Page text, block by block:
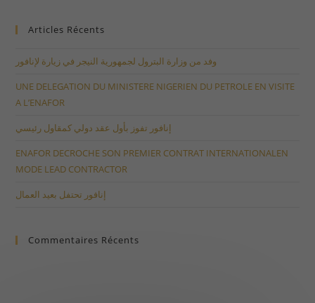
Articles Récents
وفد من وزارة البترول لجمهورية النيجر في زيارة لإنافور
UNE DELEGATION DU MINISTERE NIGERIEN DU PETROLE EN VISITE
A L’ENAFOR
إنافور تفوز بأول عقد دولي كمقاول رئيسي
ENAFOR DECROCHE SON PREMIER CONTRAT INTERNATIONALEN
MODE LEAD CONTRACTOR
إنافور تحتفل بعيد العمال
Commentaires Récents